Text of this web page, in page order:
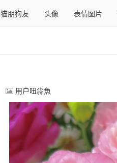
猫朋狗友 头像 表情图片
用户吜尛魚